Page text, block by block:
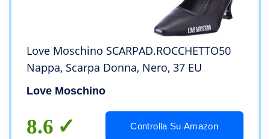
Love Moschino SCARPAD.ROCCHETTO50
Nappa, Scarpa Donna, Nero, 37 EU
Love Moschino
8.6 Controlla Su Amazon